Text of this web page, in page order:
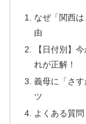
なぜ「関西
由
【日付別】
れが正解！
義母に「さ
ツ
よくある質